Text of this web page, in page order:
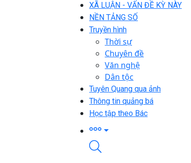
XÃ LUẬN - VẤN ĐỀ KỲ NÀY
NỀN TẢNG SỐ
Truyền hình
Thời sự
Chuyên đề
Văn nghệ
Dân tộc
Tuyên Quang qua ảnh
Thông tin quảng bá
Học tập theo Bác